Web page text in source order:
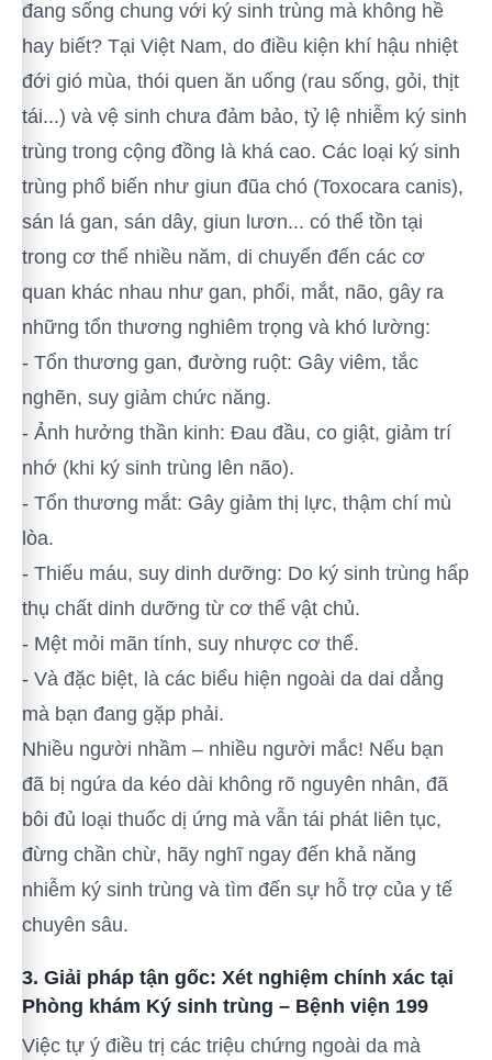
đang sống chung với ký sinh trùng mà không hề
hay biết? Tại Việt Nam, do điều kiện khí hậu nhiệt
đới gió mùa, thói quen ăn uống (rau sống, gỏi, thịt
tái...) và vệ sinh chưa đảm bảo, tỷ lệ nhiễm ký sinh
trùng trong cộng đồng là khá cao. Các loại ký sinh
trùng phổ biến như giun đũa chó (Toxocara canis),
sán lá gan, sán dây, giun lươn... có thể tồn tại
trong cơ thể nhiều năm, di chuyển đến các cơ
quan khác nhau như gan, phổi, mắt, não, gây ra
những tổn thương nghiêm trọng và khó lường:
- Tổn thương gan, đường ruột: Gây viêm, tắc
nghẽn, suy giảm chức năng.
- Ảnh hưởng thần kinh: Đau đầu, co giật, giảm trí
nhớ (khi ký sinh trùng lên não).
- Tổn thương mắt: Gây giảm thị lực, thậm chí mù
lòa.
- Thiếu máu, suy dinh dưỡng: Do ký sinh trùng hấp
thụ chất dinh dưỡng từ cơ thể vật chủ.
- Mệt mỏi mãn tính, suy nhược cơ thể.
- Và đặc biệt, là các biểu hiện ngoài da dai dẳng
mà bạn đang gặp phải.
Nhiều người nhầm – nhiều người mắc! Nếu bạn
đã bị ngứa da kéo dài không rõ nguyên nhân, đã
bôi đủ loại thuốc dị ứng mà vẫn tái phát liên tục,
đừng chần chừ, hãy nghĩ ngay đến khả năng
nhiễm ký sinh trùng và tìm đến sự hỗ trợ của y tế
chuyên sâu.
3. Giải pháp tận gốc: Xét nghiệm chính xác tại
Phòng khám Ký sinh trùng – Bệnh viện 199
Việc tự ý điều trị các triệu chứng ngoài da mà